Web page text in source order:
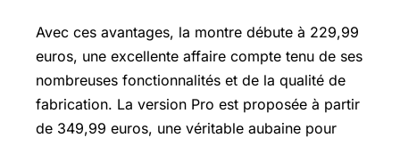
Avec ces avantages, la montre débute à 229,99
euros, une excellente affaire compte tenu de ses
nombreuses fonctionnalités et de la qualité de
fabrication. La version Pro est proposée à partir
de 349,99 euros, une véritable aubaine pour